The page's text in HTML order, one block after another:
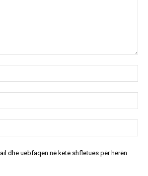
dhe uebfaqen në këtë shfletues për herën